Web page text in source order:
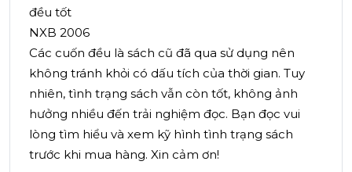
đều tốt
NXB 2006
Các cuốn đều là sách cũ đã qua sử dụng nên
không tránh khỏi có dấu tích của thời gian. Tuy
nhiên, tình trạng sách vẫn còn tốt, không ảnh
hưởng nhiều đến trải nghiệm đọc. Bạn đọc vui
lòng tìm hiểu và xem kỹ hình tình trạng sách
trước khi mua hàng. Xin cảm ơn!